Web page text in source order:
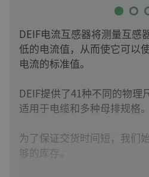
DEIF电流互感器将测量互感
低的电流值，从而使它可以
电流的标准值。
DEIF提供了41种不同的物理
适用于电缆和多种母排规格。
为了保证交货时间短，我们
够的库存。